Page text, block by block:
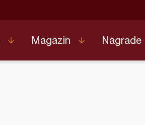
Magazin Nagrade